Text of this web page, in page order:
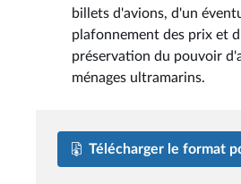
billets d'avions, d'un
plafonnement des prix et
préservation du pouvoir
ménages ultramarins.
Télécharger le format